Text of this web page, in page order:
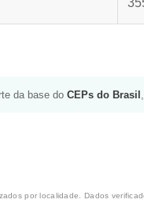
da base do CEPs do Brasil
por localidade. Dados